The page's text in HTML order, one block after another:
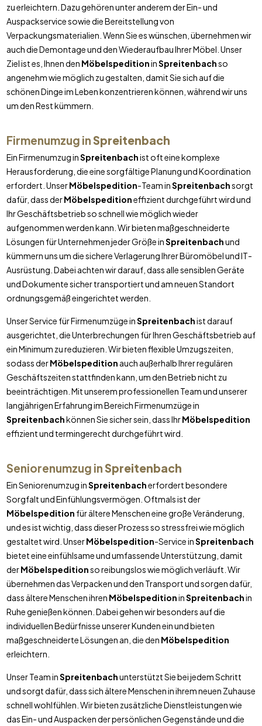
zu erleichtern. Dazu gehören unter anderem der Ein- und
Auspackservice sowie die Bereitstellung von
Verpackungsmaterialien. Wenn Sie es wünschen, übernehmen wir
auch die Demontage und den Wiederaufbau Ihrer Möbel. Unser
Ziel ist es, Ihnen den MöbelspeditioninSpreitenbachso
angenehm wie möglich zu gestalten, damit Sie sich auf die
schönen Dinge im Leben konzentrieren können, während wir uns
um den Rest kümmern.
Firmenumzug inSpreitenbach
Ein Firmenumzug inSpreitenbachist oft eine komplexe
Herausforderung, die eine sorgfältige Planung und Koordination
erfordert. UnserMöbelspedition-Team inSpreitenbachsorgt
dafür, dass derMöbelspeditioneffizient durchgeführt wird und
Ihr Geschäftsbetrieb so schnell wie möglich wieder
aufgenommen werden kann. Wir bieten maßgeschneiderte
Lösungen für Unternehmen jeder Größe inSpreitenbachund
kümmern uns um die sichere Verlagerung Ihrer Büromöbel und IT-
Ausrüstung. Dabei achten wir darauf, dass alle sensiblen Geräte
und Dokumente sicher transportiert und am neuen Standort
ordnungsgemäß eingerichtet werden.
Unser Service für Firmenumzüge inSpreitenbachist darauf
ausgerichtet, die Unterbrechungen für Ihren Geschäftsbetrieb auf
ein Minimum zu reduzieren. Wir bieten flexible Umzugszeiten,
sodass derMöbelspedition auch außerhalb Ihrer regulären
Geschäftszeiten stattfinden kann, um den Betrieb nicht zu
beeinträchtigen. Mit unserem professionellen Team und unserer
langjährigen Erfahrung im Bereich Firmenumzüge in
Spreitenbachkönnen Sie sicher sein, dass IhrMöbelspedition
effizient und termingerecht durchgeführt wird.
Seniorenumzug inSpreitenbach
Ein Seniorenumzug inSpreitenbacherfordert besondere
Sorgfalt und Einfühlungsvermögen. Oftmals ist der
Möbelspedition für ältere Menschen eine große Veränderung,
und es ist wichtig, dass dieser Prozess so stressfrei wie möglich
gestaltet wird. UnserMöbelspedition-Service inSpreitenbach
bietet eine einfühlsame und umfassende Unterstützung, damit
derMöbelspeditionso reibungslos wie möglich verläuft. Wir
übernehmen das Verpacken und den Transport und sorgen dafür,
dass ältere Menschen ihren MöbelspeditioninSpreitenbachin
Ruhe genießen können. Dabei gehen wir besonders auf die
individuellen Bedürfnisse unserer Kunden ein und bieten
maßgeschneiderte Lösungen an, die den Möbelspedition
erleichtern.
Unser Team inSpreitenbachunterstützt Sie bei jedem Schritt
und sorgt dafür, dass sich ältere Menschen in ihrem neuen Zuhause
schnell wohlfühlen. Wir bieten zusätzliche Dienstleistungen wie
das Ein- und Auspacken der persönlichen Gegenstände und die